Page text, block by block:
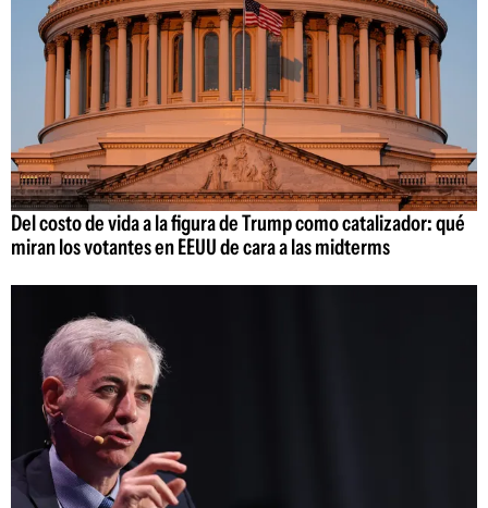
Del costo de vida a la figura de Trump como catalizador: qué
miran los votantes en EEUU de cara a las midterms